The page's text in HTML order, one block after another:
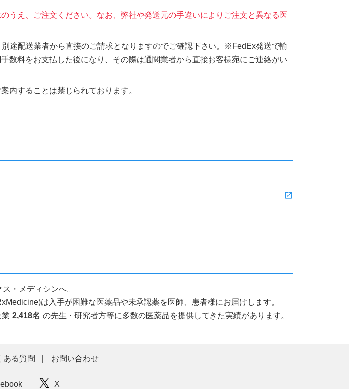
うえ、ご注文ください。なお、弊社や発送元の手違いによりご注文と異なる医
途配送業者から直接のご請求となりますのでご確認下さい。※FedEx発送で輸
数料をお支払した後になり、その際は通関業者から直接お客様宛にご連絡がい
内することは禁じられております。
・メディシンへ。
は入手が困難な医薬品や未承認薬を医師、患者様にお届けします。
業 2,418名 の先生・研究者方等に多数の医薬品を提供してきた実績があります。
ある質問 お問い合わせ
X